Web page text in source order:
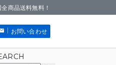
お問い合わせ
商品送料無料！